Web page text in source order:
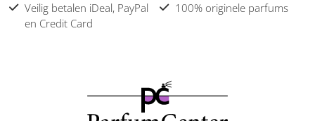
Veilig betalen iDeal, PayPal
en Credit Card
100% originele parfums